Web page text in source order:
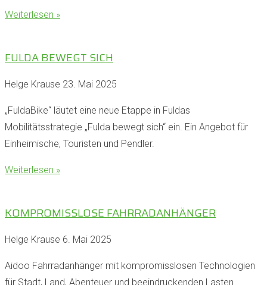
Weiterlesen »
FULDA BEWEGT SICH
Helge Krause 23. Mai 2025
„FuldaBike“ läutet eine neue Etappe in Fuldas
Mobilitätsstrategie „Fulda bewegt sich“ ein. Ein Angebot für
Einheimische, Touristen und Pendler.
Weiterlesen »
KOMPROMISSLOSE FAHRRADANHÄNGER
Helge Krause 6. Mai 2025
Aidoo Fahrradanhänger mit kompromisslosen Technologien
für Stadt, Land, Abenteuer und beeindruckenden Lasten.